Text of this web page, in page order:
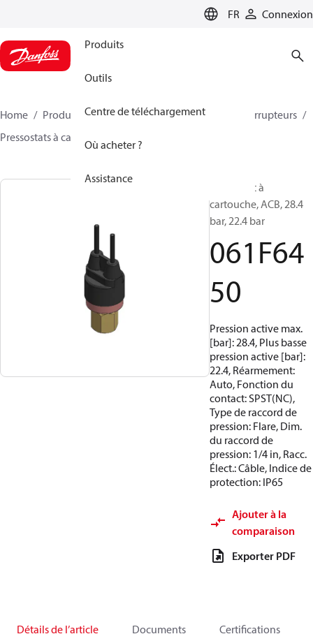
FR Connexion
Produits
Outils
Centre de téléchargement
Où acheter ?
Assistance
Home Produits Climate Solutions - cooling
Interrupteurs
Pressostats à cartouche
Pressostat à
cartouche, ACB, 28.4
bar, 22.4 bar
061F64
50
Pression active max.
[bar]: 28.4, Plus basse
pression active [bar]:
22.4, Réarmement:
Auto, Fonction du
contact: SPST(NC),
Type de raccord de
pression: Flare, Dim.
du raccord de
pression: 1/4 in, Racc.
Élect.: Câble, Indice de
protection: IP65
Ajouter à la
comparaison
Exporter PDF
Détails de l’article Documents Certifications